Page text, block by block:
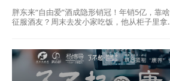
胖东来“自由爱”酒成隐形销冠！年销5亿，靠啥
征服酒友？周末去发小家吃饭，他从柜子里拿